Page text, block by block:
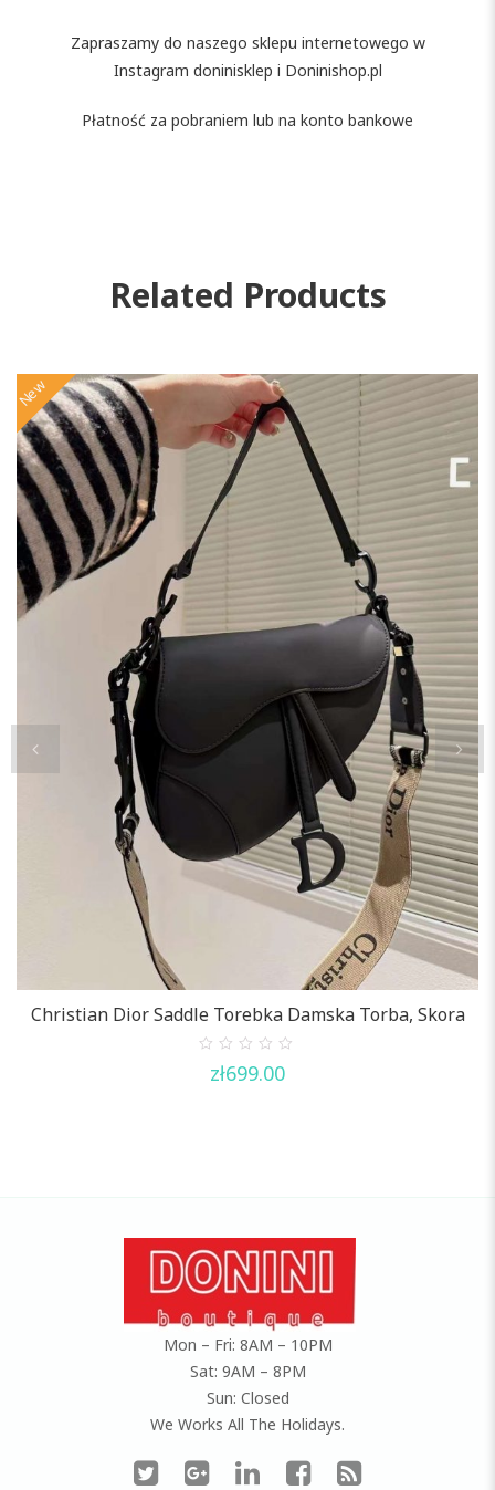
Zapraszamy do naszego sklepu internetowego w
Instagram doninisklep i Doninishop.pl
Płatność za pobraniem lub na konto bankowe
Related Products
New
Christian Dior Saddle Torebka Damska Torba, Skora
out
zł699.00
Mon – Fri: 8AM – 10PM
Sat: 9AM – 8PM
Sun: Closed
We Works All The Holidays.